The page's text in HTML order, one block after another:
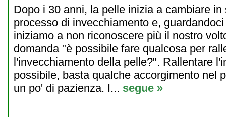
Dopo i 30 anni, la pelle inizia a cambiare
processo di invecchiamento e,
iniziamo a non riconoscere più il nostro
domanda "è possibile fare qualcosa per
l'invecchiamento della pelle?". Rallentare
possibile, basta qualche accorgimento nel
un po' di pazienza. I... segue »